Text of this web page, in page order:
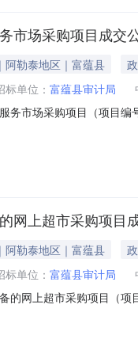
市场采购项目成交
阿勒泰地区｜富蕴县
标单位： 富蕴县审计局
务市场采购项目（项目
称:新疆维吾尔自治区阿
网上超市采购项目
阿勒泰地区｜富蕴县
标单位： 富蕴县审计局
的网上超市采购项目（
划名称:新疆维吾尔自治